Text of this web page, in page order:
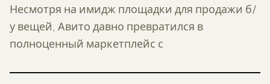
Несмотря на имидж площадки для продажи б/
у вещей, Авито давно превратился в
полноценный маркетплейс с